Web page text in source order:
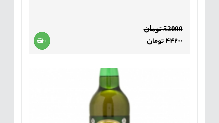
52000 تومان
44200 تومان +